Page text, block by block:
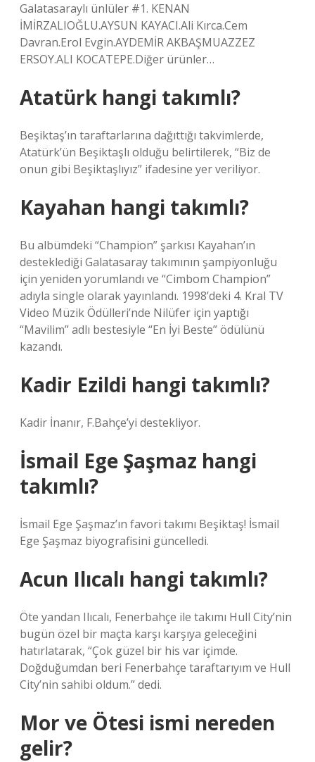
Galatasaraylı ünlüler #1. KENAN
İMİRZALIOĞLU.AYSUN KAYACI.Ali Kırca.Cem
Davran.Erol Evgin.AYDEMİR AKBAŞMUAZZEZ
ERSOY.ALI KOCATEPE.Diğer ürünler…
Atatürk hangi takımlı?
Beşiktaş’ın taraftarlarına dağıttığı takvimlerde,
Atatürk’ün Beşiktaşlı olduğu belirtilerek, “Biz de
onun gibi Beşiktaşlıyız” ifadesine yer veriliyor.
Kayahan hangi takımlı?
Bu albümdeki “Champion” şarkısı Kayahan’ın
desteklediği Galatasaray takımının şampiyonluğu
için yeniden yorumlandı ve “Cimbom Champion”
adıyla single olarak yayınlandı. 1998’deki 4. Kral TV
Video Müzik Ödülleri’nde Nilüfer için yaptığı
“Mavilim” adlı bestesiyle “En İyi Beste” ödülünü
kazandı.
Kadir Ezildi hangi takımlı?
Kadir İnanır, F.Bahçe’yi destekliyor.
İsmail Ege Şaşmaz hangi
takımlı?
İsmail Ege Şaşmaz’ın favori takımı Beşiktaş! İsmail
Ege Şaşmaz biyografisini güncelledi.
Acun Ilıcalı hangi takımlı?
Öte yandan Ilıcalı, Fenerbahçe ile takımı Hull City’nin
bugün özel bir maçta karşı karşıya geleceğini
hatırlatarak, “Çok güzel bir his var içimde.
Doğduğumdan beri Fenerbahçe taraftarıyım ve Hull
City’nin sahibi oldum.” dedi.
Mor ve Ötesi ismi nereden
gelir?